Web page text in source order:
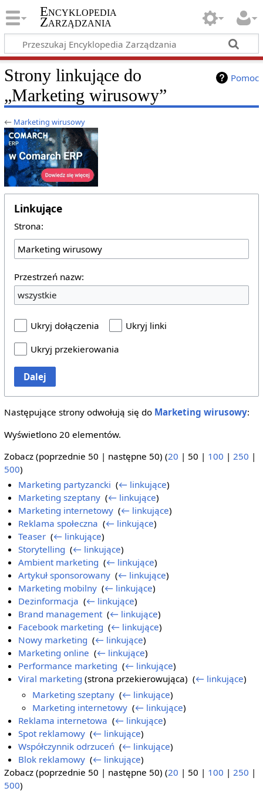
Encyklopedia
Zarządzania
Pomoc
Strony linkujące do
„Marketing wirusowy”
← Marketing wirusowy
Linkujące
Strona:
Przestrzeń nazw:
wszystkie
Ukryj dołączenia
Ukryj linki
Ukryj przekierowania
Dalej
Następujące strony odwołują się do Marketing wirusowy:
Wyświetlono 20 elementów.
Zobacz (poprzednie 50 | następne 50) (20 | 50 | 100 | 250 |
500)
Marketing partyzancki ‎(← linkujące)
Marketing szeptany ‎(← linkujące)
Marketing internetowy ‎(← linkujące)
Reklama społeczna ‎(← linkujące)
Teaser ‎(← linkujące)
Storytelling ‎(← linkujące)
Ambient marketing ‎(← linkujące)
Artykuł sponsorowany ‎(← linkujące)
Marketing mobilny ‎(← linkujące)
Dezinformacja ‎(← linkujące)
Brand management‎(← linkujące)
Facebook marketing ‎(← linkujące)
Nowy marketing ‎(← linkujące)
Marketing online ‎(← linkujące)
Performance marketing ‎(← linkujące)
Viral marketing (strona przekierowująca) ‎(← linkujące)
Marketing szeptany ‎(← linkujące)
Marketing internetowy ‎(← linkujące)
Reklama internetowa ‎(← linkujące)
Spot reklamowy ‎(← linkujące)
Współczynnik odrzuceń ‎(← linkujące)
Blok reklamowy ‎(← linkujące)
Zobacz (poprzednie 50 | następne 50) (20 | 50 | 100 | 250 |
500)